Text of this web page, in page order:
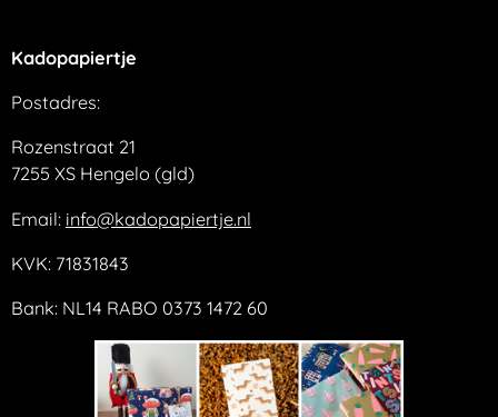
Kadopapiertje
Postadres:
Rozenstraat 21
7255 XS Hengelo (gld)
Email: info@kadopapiertje.nl
KVK: 71831843
Bank: NL14 RABO 0373 1472 60